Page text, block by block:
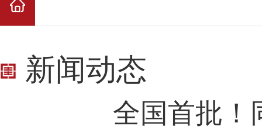
新闻动态
全国首批！